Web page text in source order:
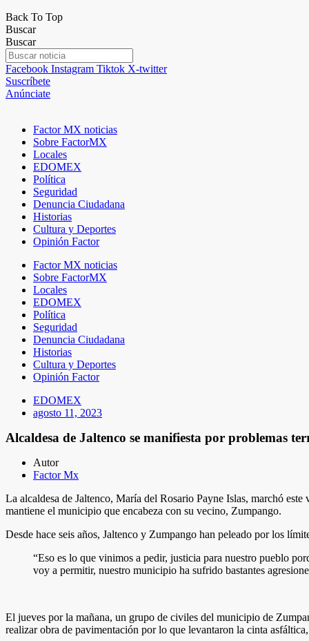
Back To Top
Buscar
Buscar
Facebook Instagram Tiktok X-twitter
Suscríbete
Anúnciate
Factor MX noticias
Sobre FactorMX
Locales
EDOMEX
Política
Seguridad
Denuncia Ciudadana
Historias
Cultura y Deportes
Opinión Factor
Factor MX noticias
Sobre FactorMX
Locales
EDOMEX
Política
Seguridad
Denuncia Ciudadana
Historias
Cultura y Deportes
Opinión Factor
EDOMEX
agosto 11, 2023
Alcaldesa de Jaltenco se manifiesta por problemas
Autor
Factor Mx
La alcaldesa de Jaltenco, María del Rosario Payne Islas, marchó
mantiene el municipio que encabeza con su vecino, Zumpango.
Desde hace seis años, Jaltenco y Zumpango han peleado por los
“Eso es lo que vinimos a pedir, justicia para nuestro pueblo
voy a permitir, nuestro municipio ha sufrido bastantes
El jueves por la mañana, un grupo de civiles del municipio de
realizar obra de pavimentación por lo que levantaron la cinta